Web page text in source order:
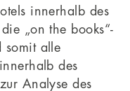
innerhalb des
„on the books“-
somit alle
des
Analyse des